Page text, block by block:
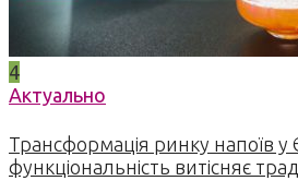
4
Актуально
Трансформація ринку напоїв у
функціональність витісняє